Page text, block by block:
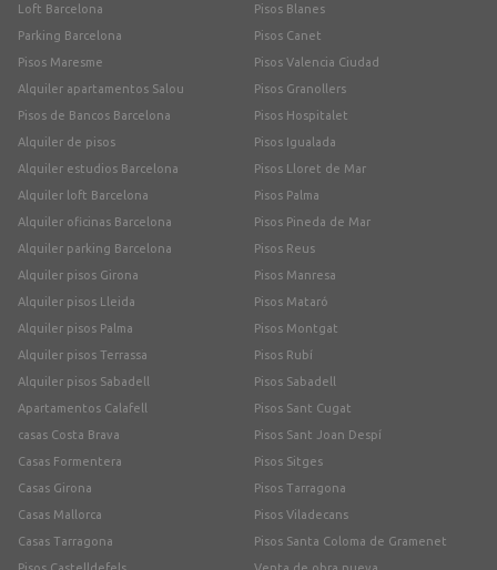
Loft Barcelona
Parking Barcelona
Pisos Maresme
Alquiler apartamentos Salou
Pisos de Bancos Barcelona
Alquiler de pisos
Alquiler estudios Barcelona
Alquiler loft Barcelona
Alquiler oficinas Barcelona
Alquiler parking Barcelona
Alquiler pisos Girona
Alquiler pisos Lleida
Alquiler pisos Palma
Alquiler pisos Terrassa
Alquiler pisos Sabadell
Apartamentos Calafell
casas Costa Brava
Casas Formentera
Casas Girona
Casas Mallorca
Casas Tarragona
Pisos Blanes
Pisos Canet
Pisos Valencia Ciudad
Pisos Granollers
Pisos Hospitalet
Pisos Igualada
Pisos Lloret de Mar
Pisos Palma
Pisos Pineda de Mar
Pisos Reus
Pisos Manresa
Pisos Mataró
Pisos Montgat
Pisos Rubí
Pisos Sabadell
Pisos Sant Cugat
Pisos Sant Joan Despí
Pisos Sitges
Pisos Tarragona
Pisos Viladecans
Pisos Santa Coloma de Gramenet